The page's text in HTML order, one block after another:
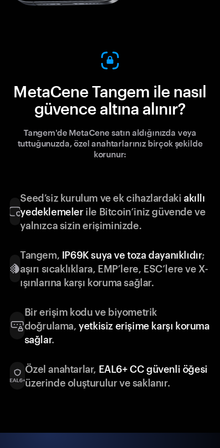
MetaCene Tangem ile nasıl
güvence altına alınır?
Tangem'de MetaCene satın aldığınızda veya
tuttuğunuzda, özel anahtarlarınız birçok şekilde
korunur:
Seed’siz kurulum ve ek cihazlardakiakıllı
yedeklemelerile Bitcoin’iniz güvende ve
yalnızca sizin erişiminizde.
Tangem, IP69K suya ve toza dayanıklıdır;
aşırı sıcaklıklara, EMP’lere, ESC’lere ve X-
ışınlarına karşı koruma sağlar.
Bir erişim kodu ve biyometrik
doğrulama,yetkisiz erişime karşı koruma
sağlar.
Özel anahtarlar, EAL6+ CC güvenli öğesi
üzerinde oluşturulur ve saklanır.